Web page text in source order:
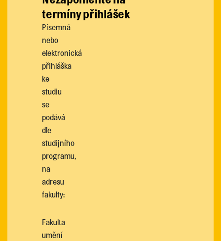
termíny přihlášek
Písemná
nebo
elektronická
přihláška
ke
studiu
se
podává
dle
studijního
programu,
na
adresu
fakulty:
Fakulta
umění